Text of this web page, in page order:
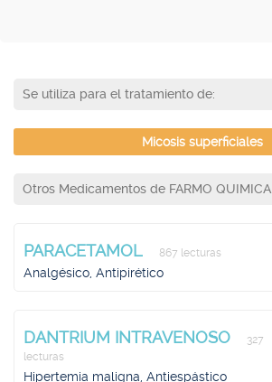
Se utiliza para el tratamiento de:
Micosis superficiales
Otros Medicamentos de FARMO QUIMICA
PARACETAMOL 867 lecturas
Analgésico, Antipirético
DANTRIUM INTRAVENOSO
327
lecturas
Hipertemia maligna, Antiespástico